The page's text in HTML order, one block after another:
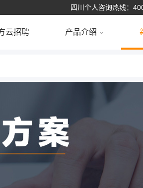
四川个人咨询热线：
云招聘 产品介绍